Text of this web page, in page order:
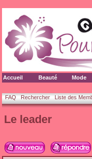
Accueil Beauté Mode
FAQ Rechercher Liste des
Le leader